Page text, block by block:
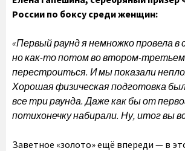
России по боксу среди женщин:
«Первый раунд я немножко провела в
но как-то потом во втором-
перестроиться. И мы показали
Хорошая физическая подготовка
все три раунда. Даже как бы от
потихонечку набирали. Ну, итог вы
Заветное «золото» ещё впереди — в